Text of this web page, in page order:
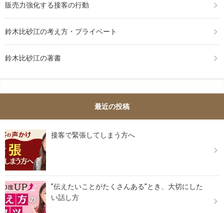
販売力強化する接客の行動
鈴木比砂江の考え方・プライベート
鈴木比砂江の著書
最近の投稿
接客で緊張してしまう方へ
”伝えたいことがたくさんある”とき、大切にした
い話し方